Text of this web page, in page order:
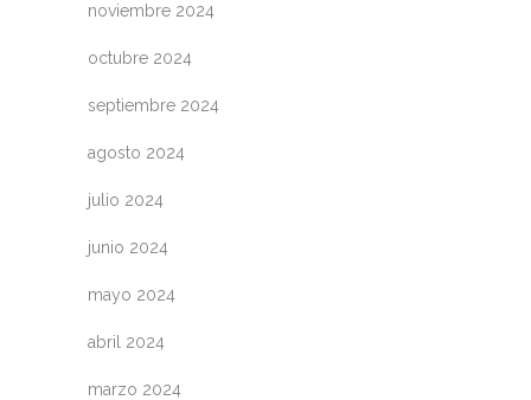
noviembre 2024
octubre 2024
septiembre 2024
agosto 2024
julio 2024
junio 2024
mayo 2024
abril 2024
marzo 2024